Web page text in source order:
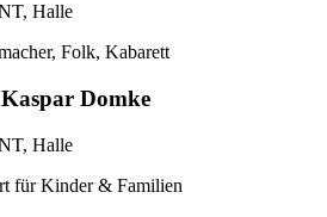
Halle
Folk, Kabarett
Domke
Halle
für Kinder & Familien